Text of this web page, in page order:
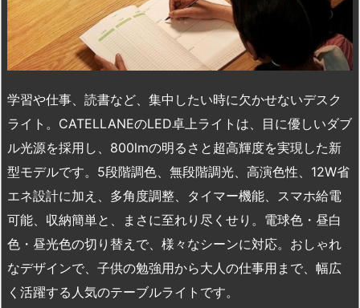
学習や仕事、読書など、集中したい時に欠かせないデスク
ライト。CATELLANEのLED卓上ライトは、目に優しいダブ
ル光源を採用し、800lmの明るさと超高輝度を実現した新
型モデルです。5段階調色、無段階調光、高演色性、12W省
エネ設計に加え、多角度調整、タイマー機能、スマホ給電
可能、収納簡単と、まさに至れり尽くせり。電球色・昼白
色・昼光色の切り替えで、様々なシーンに対応。おしゃれ
なデザインで、子供の勉強用から大人の仕事用まで、幅広
く活躍する人気のテーブルライトです。